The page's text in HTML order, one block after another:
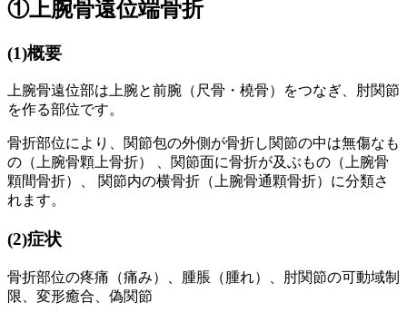
①上腕骨遠位端骨折
(1)概要
上腕骨遠位部は上腕と前腕（尺骨・橈骨）をつなぎ、肘関節
を作る部位です。
骨折部位により、 関節包の外側が骨折し関節の中は無傷なも
の（上腕骨顆上骨折）
関節面に骨折が及ぶもの （ 上腕骨
顆間骨折）、
関節内の横骨折 （上腕骨通顆骨折）に分類さ
れます。
(2)症状
骨折部位の疼痛（痛み）、腫脹（腫れ）、肘関節の可動域制
限、変形癒合、偽関節